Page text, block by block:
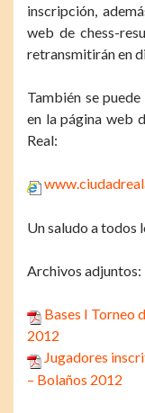
inscripción,
web de chess-
retransmitirán en
También se
en la página web
Real:
Un saludo a todos
Archivos adjuntos:
Bases I Torneo
2012
Jugadores
– Bolaños 2012